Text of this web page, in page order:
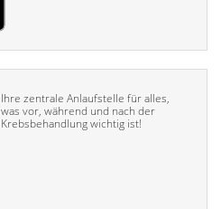
Ihre zentrale Anlaufstelle für alles,
was vor, während und nach der
Krebsbehandlung wichtig ist!